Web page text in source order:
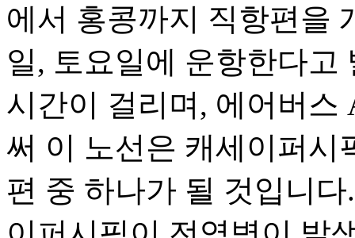
에서 홍콩까지 직항편을
일, 토요일에 운항한다고
시간이 걸리며, 에어버스
써 이 노선은 캐세이퍼시
편 중 하나가 될 것입니